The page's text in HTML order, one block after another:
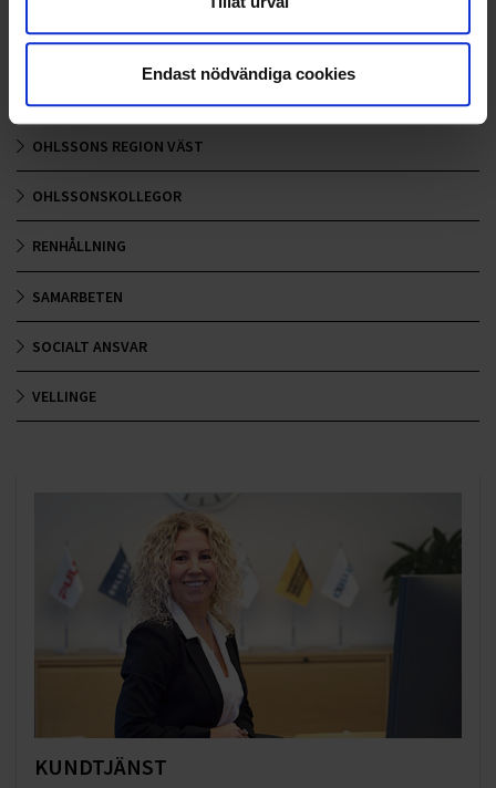
Endast nödvändiga cookies
OHLSSONS REGION MITT
OHLSSONS REGION VÄST
OHLSSONSKOLLEGOR
RENHÅLLNING
SAMARBETEN
SOCIALT ANSVAR
VELLINGE
KUNDTJÄNST